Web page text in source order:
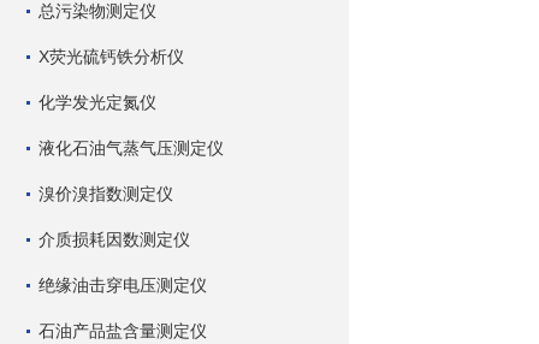
总污染物测定仪
X荧光硫钙铁分析仪
化学发光定氮仪
液化石油气蒸气压测定仪
溴价溴指数测定仪
介质损耗因数测定仪
绝缘油击穿电压测定仪
石油产品盐含量测定仪